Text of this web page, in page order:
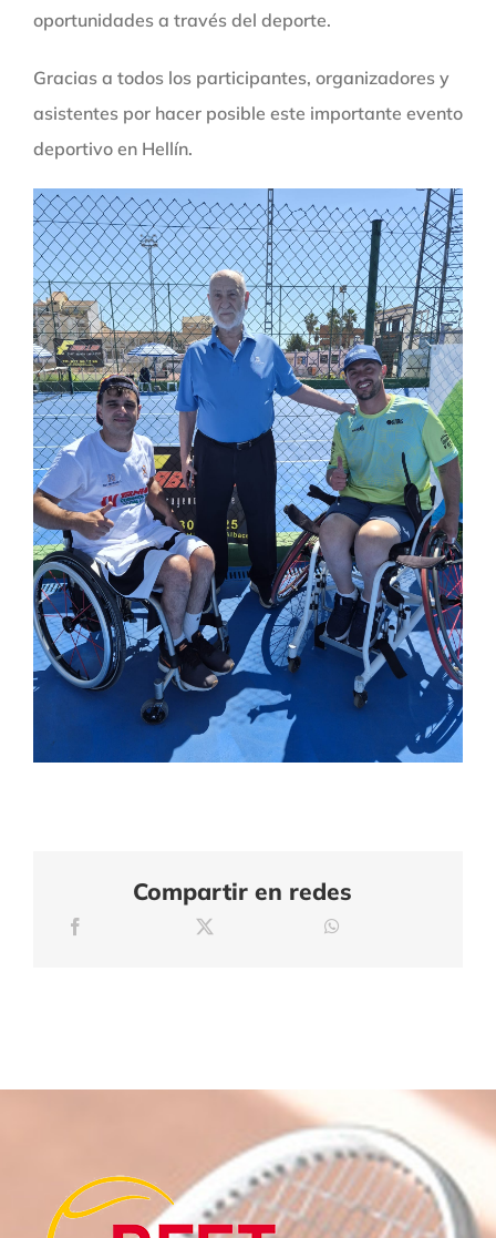
oportunidades a través del deporte.
Gracias a todos los participantes, organizadores y
asistentes por hacer posible este importante evento
deportivo en Hellín.
Compartir en redes